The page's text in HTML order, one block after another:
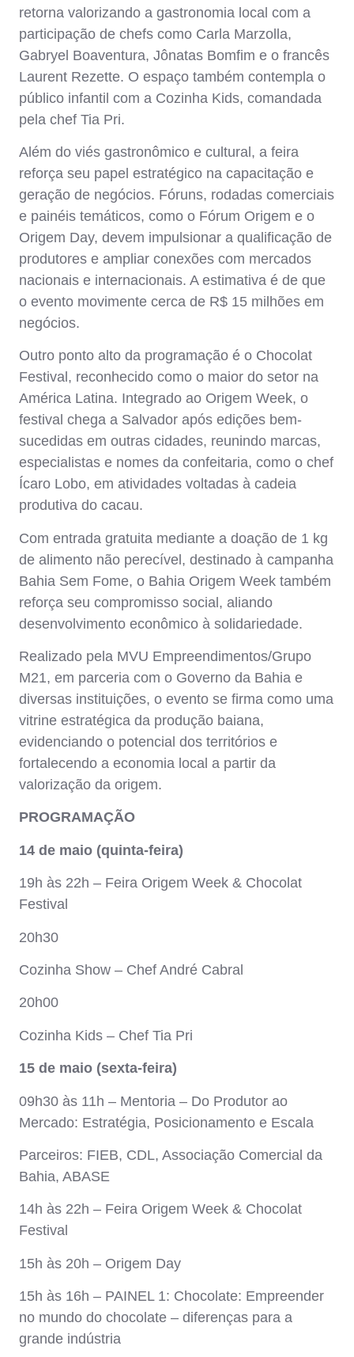
retorna valorizando a gastronomia local com a
participação de chefs como Carla Marzolla,
Gabryel Boaventura, Jônatas Bomfim e o francês
Laurent Rezette. O espaço também contempla o
público infantil com a Cozinha Kids, comandada
pela chef Tia Pri.
Além do viés gastronômico e cultural, a feira
reforça seu papel estratégico na capacitação e
geração de negócios. Fóruns, rodadas comerciais
e painéis temáticos, como o Fórum Origem e o
Origem Day, devem impulsionar a qualificação de
produtores e ampliar conexões com mercados
nacionais e internacionais. A estimativa é de que
o evento movimente cerca de R$ 15 milhões em
negócios.
Outro ponto alto da programação é o Chocolat
Festival , reconhecido como o maior do setor na
América Latina. Integrado ao Origem Week, o
festival chega a Salvador após edições bem-
sucedidas em outras cidades, reunindo marcas,
especialistas e nomes da confeitaria, como o chef
Ícaro Lobo, em atividades voltadas à cadeia
produtiva do cacau.
Com entrada gratuita mediante a doação de 1 kg
de alimento não perecível, destinado à campanha
Bahia Sem Fome, o Bahia Origem Week também
reforça seu compromisso social, aliando
desenvolvimento econômico à solidariedade.
Realizado pela MVU Empreendimentos/Grupo
M21, em parceria com o Governo da Bahia e
diversas instituições, o evento se firma como uma
vitrine estratégica da produção baiana,
evidenciando o potencial dos territórios e
fortalecendo a economia local a partir da
valorização da origem.
PROGRAMAÇÃO
14 de maio (quinta-feira)
19h às 22h – Feira Origem Week & Chocolat
Festival
20h30
Cozinha Show – Chef André Cabral
20h00
Cozinha Kids – Chef Tia Pri
15 de maio (sexta-feira)
09h30 às 11h – Mentoria – Do Produtor ao
Mercado: Estratégia, Posicionamento e Escala
Parceiros: FIEB, CDL, Associação Comercial da
Bahia, ABASE
14h às 22h – Feira Origem Week & Chocolat
Festival
15h às 20h – Origem Day
15h às 16h – PAINEL 1: Chocolate: Empreender
no mundo do chocolate – diferenças para a
grande indústria